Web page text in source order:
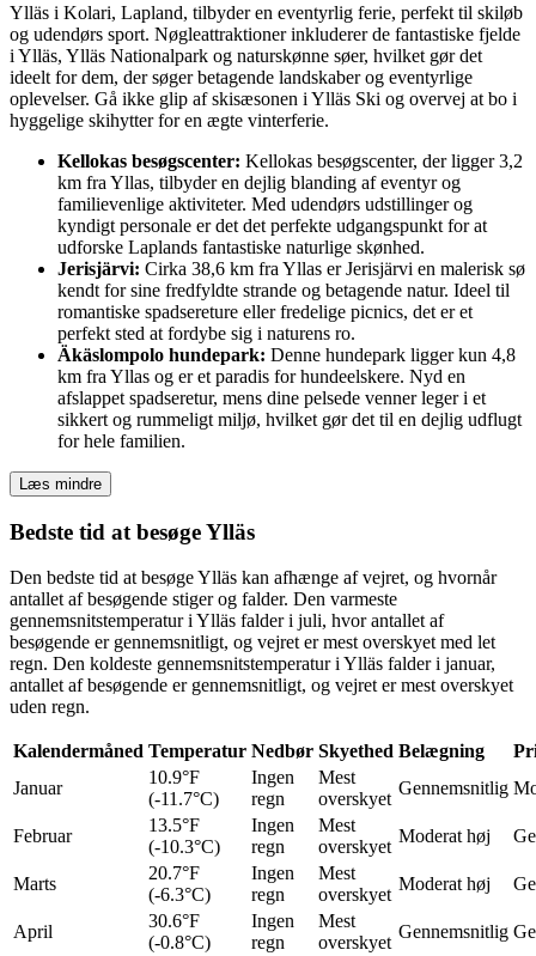
Ylläs i Kolari, Lapland, tilbyder en eventyrlig ferie, perfekt til skiløb
og udendørs sport. Nøgleattraktioner inkluderer de fantastiske fjelde
i Ylläs, Ylläs Nationalpark og naturskønne søer, hvilket gør det
ideelt for dem, der søger betagende landskaber og eventyrlige
oplevelser. Gå ikke glip af skisæsonen i Ylläs Ski og overvej at bo i
hyggelige skihytter for en ægte vinterferie.
Kellokas besøgscenter: Kellokas besøgscenter, der ligger 3,2
km fra Yllas, tilbyder en dejlig blanding af eventyr og
familievenlige aktiviteter. Med udendørs udstillinger og
kyndigt personale er det det perfekte udgangspunkt for at
udforske Laplands fantastiske naturlige skønhed.
Jerisjärvi: Cirka 38,6 km fra Yllas er Jerisjärvi en malerisk sø
kendt for sine fredfyldte strande og betagende natur. Ideel til
romantiske spadsereture eller fredelige picnics, det er et
perfekt sted at fordybe sig i naturens ro.
Äkäslompolo hundepark: Denne hundepark ligger kun 4,8
km fra Yllas og er et paradis for hundeelskere. Nyd en
afslappet spadseretur, mens dine pelsede venner leger i et
sikkert og rummeligt miljø, hvilket gør det til en dejlig udflugt
for hele familien.
Læs mindre
Bedste tid at besøge Ylläs
Den bedste tid at besøge Ylläs kan afhænge af vejret, og hvornår
antallet af besøgende stiger og falder. Den varmeste
gennemsnitstemperatur i Ylläs falder i juli, hvor antallet af
besøgende er gennemsnitligt, og vejret er mest overskyet med let
regn. Den koldeste gennemsnitstemperatur i Ylläs falder i januar,
antallet af besøgende er gennemsnitligt, og vejret er mest overskyet
uden regn.
Kalendermåned Temperatur Nedbør Skyethed Belægning
Januar
10.9°F
(-11.7°C)
Ingen
regn
Mest
overskyet
Gennemsnitlig
Februar
13.5°F
(-10.3°C)
Ingen
regn
Mest
overskyet
Moderat høj
Marts
20.7°F
(-6.3°C)
Ingen
regn
Mest
overskyet
Moderat høj
April
30.6°F
(-0.8°C)
Ingen
regn
Mest
overskyet
Gennemsnitlig